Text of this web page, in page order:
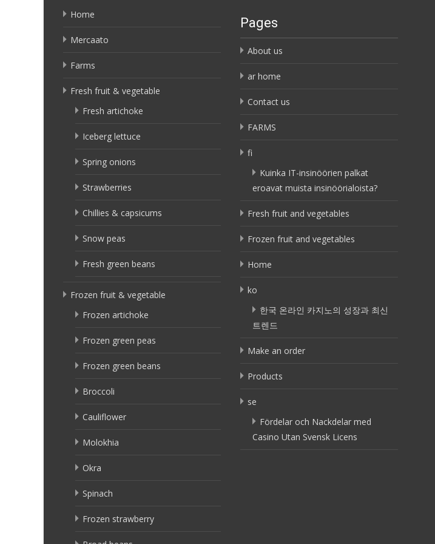
Home
Mercaato
Farms
Fresh fruit & vegetable
Fresh artichoke
Iceberg lettuce
Spring onions
Strawberries
Chillies & capsicums
Snow peas
Fresh green beans
Frozen fruit & vegetable
Frozen artichoke
Frozen green peas
Frozen green beans
Broccoli
Cauliflower
Molokhia
Okra
Spinach
Frozen strawberry
Pages
About us
ar home
Contact us
FARMS
fi
Kuinka IT-insinöörien palkat
eroavat muista insinöörialoista?
Fresh fruit and vegetables
Frozen fruit and vegetables
Home
ko
한국 온라인 카지노의 성장과 최신
트렌드
Make an order
Products
se
Fördelar och Nackdelar med
Casino Utan Svensk Licens